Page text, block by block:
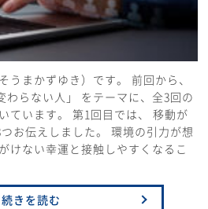
うまかずゆき）です。 前回から、
わらない人」 をテーマに、全3回の
ています。 第1回目では、 移動が
お伝えしました。 環境の引力が想
けない幸運と接触しやすくなるこ
続きを読む